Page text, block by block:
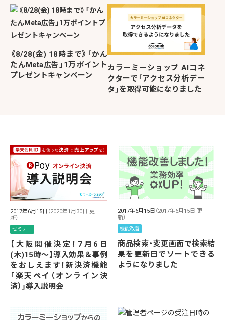
《8/28(金) 18時まで》「かん
たんMeta広告」1万ポイント
プレゼントキャンペーン
カラーミーショップ AIコネ
クターで「アクセス分析デー
タ」を取得可能になりました
2017年6月15日 （2020年1月30日 更
新）
セミナー
【大阪開催決定！7月6日
(木)15時〜】導入効果＆事例
をおしえます！新決済機能
「楽天ペイ（オンライン決
済）」導入説明会
2017年6月15日 （2017年6月15日 更
新）
機能改善
商品検索・変更画面で検索結
果を更新日でソートできる
ようになりました